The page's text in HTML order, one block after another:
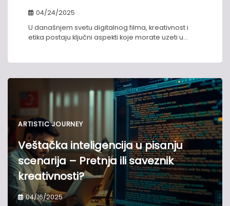
04/24/2025
U današnjem svetu digitalnog filma, kreativnost i
etika postaju ključni aspekti koje morate uzeti u…
ARTISTIC JOURNEY
Veštačka inteligencija u pisanju
scenarija – Pretnja ili saveznik
kreativnosti?
04/16/2025